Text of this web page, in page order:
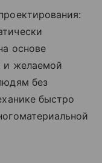
основе
и желаемой
без
быстро